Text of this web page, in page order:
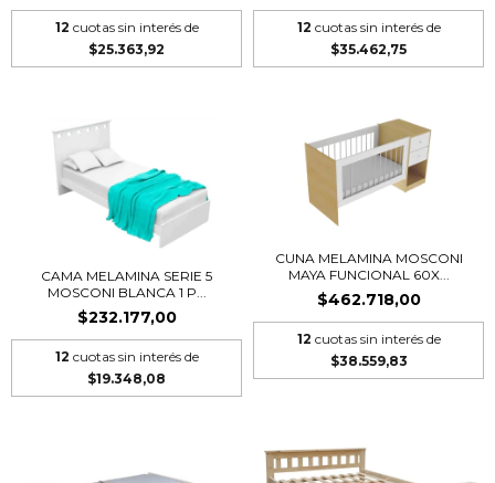
12 cuotas sin interés de
$25.363,92
12 cuotas sin interés de
$35.462,75
CAMA MELAMINA SERIE 5
MOSCONI BLANCA 1 P...
$232.177,00
12 cuotas sin interés de
$19.348,08
CUNA MELAMINA MOSCONI
MAYA FUNCIONAL 60X...
$462.718,00
12 cuotas sin interés de
$38.559,83